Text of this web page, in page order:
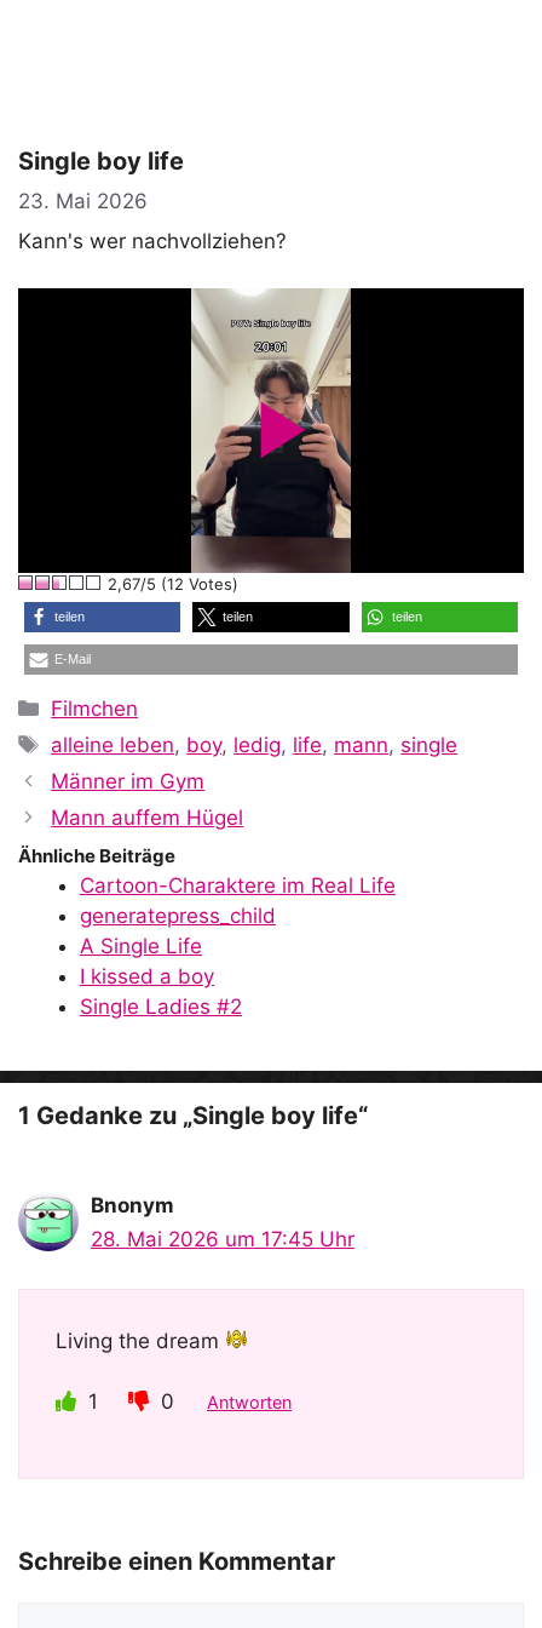
Single boy life
23. Mai 2026
Kann's wer nachvollziehen?
P
l
a
y
i
e
o
2,67/5 (12 Votes)
teilen teilen teilen
E-Mail
Kategorien
Filmchen
Schlagwörter
alleine leben, boy, ledig, life, mann, single
Männer im Gym
Mann auffem Hügel
Ähnliche Beiträge
Cartoon-Charaktere im Real Life
generatepress_child
A Single Life
I kissed a boy
Single Ladies #2
1 Gedanke zu „Single boy life“
Bnonym
28. Mai 2026 um 17:45 Uhr
Living the dream
1 0 Antworten
Schreibe einen Kommentar